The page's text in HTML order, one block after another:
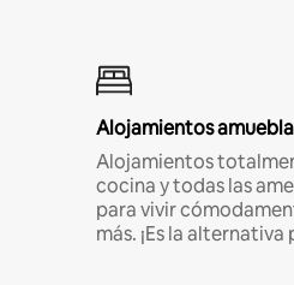
Alojamientos
Alojamientos
cocina y todas las
para vivir
más. ¡Es la